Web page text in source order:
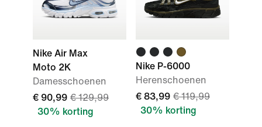
Nike Air Max
Moto 2K
Damesschoenen
€ 90,99 € 129,99
30% korting
Nike P-6000
Herenschoenen
€ 83,99 € 119,99
30% korting